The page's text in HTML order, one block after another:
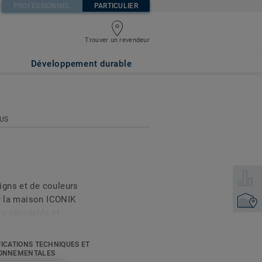
PROFESSIONNEL PARTICULIER
Trouver un revendeur
Développement durable
et de couleurs
maison ICONIK
épaisseur globale
confortable et
TECHNIQUES ET